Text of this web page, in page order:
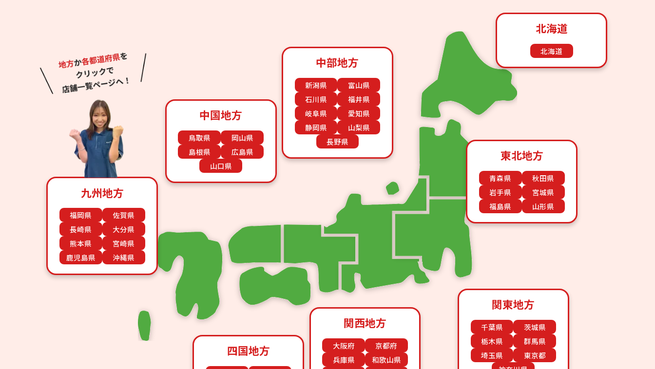
北海道
北海道
東北地方
青森県
秋田県
岩手県
宮城県
福島県
山形県
関東地方
千葉県
茨城県
栃木県
群馬県
埼玉県
東京都
中部地方
新潟県
富山県
石川県
福井県
岐阜県
愛知県
静岡県
山梨県
長野県
関西地方
大阪府
京都府
兵庫県
和歌山県
四国地方
中国地方
鳥取県
岡山県
島根県
広島県
山口県
九州地方
福岡県
佐賀県
長崎県
大分県
熊本県
宮崎県
鹿児島県
沖縄県